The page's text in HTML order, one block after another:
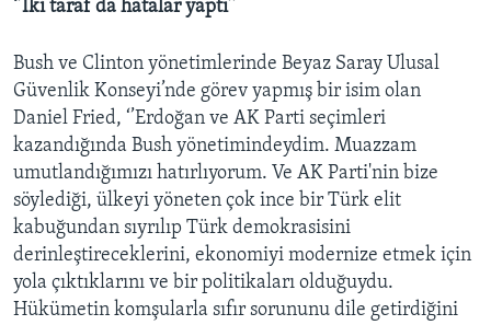
‘’İki taraf da hatalar yaptı’’
Bush ve Clinton yönetimlerinde Beyaz Saray Ulusal
Güvenlik Konseyi’nde görev yapmış bir isim olan
Daniel Fried, ‘’Erdoğan ve AK Parti seçimleri
kazandığında Bush yönetimindeydim. Muazzam
umutlandığımızı hatırlıyorum. Ve AK Parti'nin bize
söylediği, ülkeyi yöneten çok ince bir Türk elit
kabuğundan sıyrılıp Türk demokrasisini
derinleştireceklerini, ekonomiyi modernize etmek için
yola çıktıklarını ve bir politikaları olduğuydu.
Hükümetin komşularla sıfır sorununu dile getirdiğini